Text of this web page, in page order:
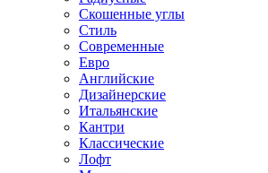
Скошенные углы
Стиль
Современные
Евро
Английские
Дизайнерские
Итальянские
Кантри
Классические
Лофт